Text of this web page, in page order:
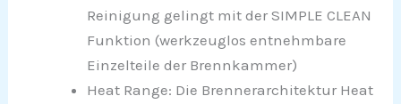
Reinigung gelingt mit der SIMPLE CLEAN
Funktion (werkzeuglos entnehmbare
Einzelteile der Brennkammer)
Heat Range: Die Brennerarchitektur Heat